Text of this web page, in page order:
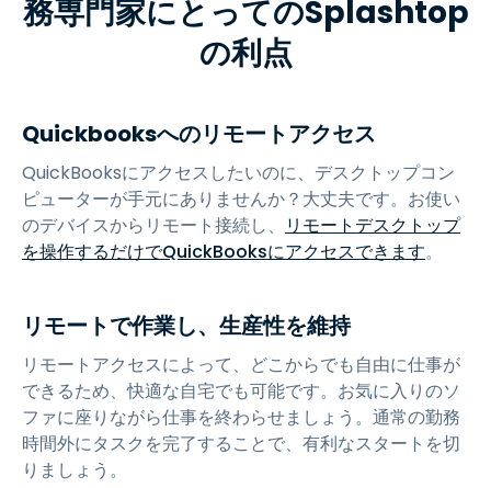
務専門家にとってのSplashtop
の利点
Quickbooksへのリモートアクセス
QuickBooksにアクセスしたいのに、デスクトップコン
ピューターが手元にありませんか？大丈夫です。お使い
のデバイスからリモート接続し、
リモートデスクトップ
を操作するだけでQuickBooksにアクセスできます。
リモートで作業し、生産性を維持
リモートアクセスによって、どこからでも自由に仕事が
できるため、快適な自宅でも可能です。お気に入りのソ
ファに座りながら仕事を終わらせましょう。通常の勤務
時間外にタスクを完了することで、有利なスタートを切
りましょう。